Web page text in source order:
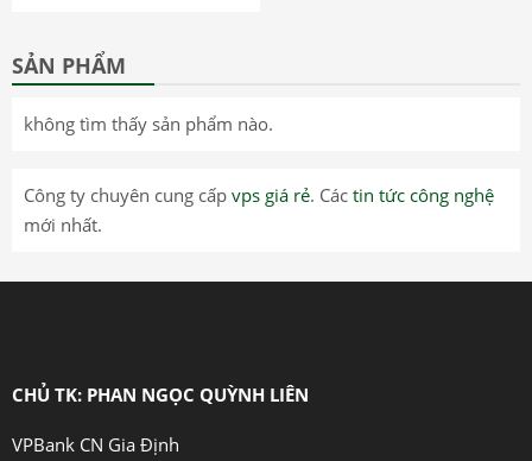
SẢN PHẨM
không tìm thấy sản phẩm nào.
Công ty chuyên cung cấp vps giá rẻ. Các tin tức công nghệ
mới nhất.
CHỦ TK: PHAN NGỌC QUỲNH LIÊN
VPBank CN Gia Định